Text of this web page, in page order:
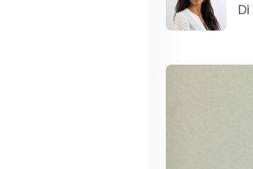
Di